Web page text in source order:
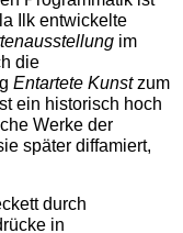
Ilk entwickelte
im
die
Entartete Kunstzum
ein historisch hoch
Werke der
später diffamiert,
durch
in